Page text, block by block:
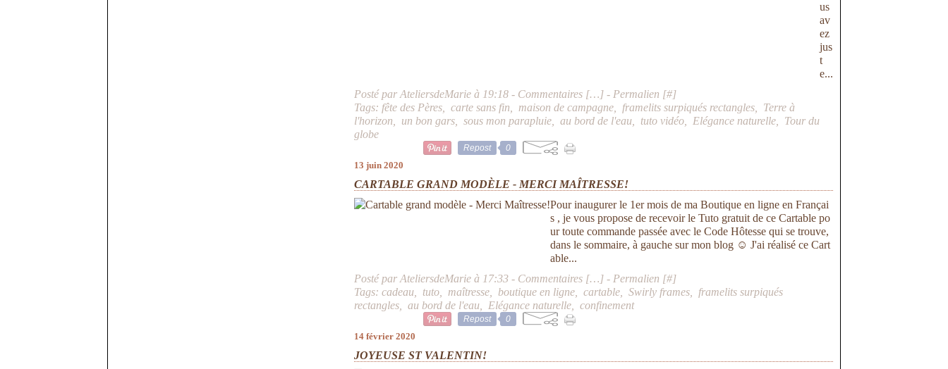
us
av
ez
jus
t
e...
Posté par AteliersdeMarie à 19:18 - Commentaires […] - Permalien [#]
Tags: fête des Pères ,carte sans fin maison de campagne framelits surpiqués rectangles
Terre à
l'horizon
un bon gars ,sous mon parapluie ,au bord de l'eau tuto vidéo Elégance naturelle
Tour du
globe
Repost 0
13 juin 2020
CARTABLE GRAND MODÈLE - MERCI MAÎTRESSE!
Pour inaugurer le 1er mois de ma Boutique en ligne en Françai
s , je vous propose de recevoir le Tuto gratuit de ce Cartable po
ur toute commande passée avec le Code Hôtesse qui se trouve,
dans le sommaire, à gauche sur mon blog ☺ J'ai réalisé ce Cart
able...
Posté par AteliersdeMarie à 17:33 - Commentaires […] - Permalien [#]
Tags:cadeau tuto maîtresse boutique en ligne ,cartable ,Swirly frames
framelits surpiqués
rectangles ,au bord de l'eau Elégance naturelle ,confinement
Repost 0
14 février 2020
JOYEUSE ST VALENTIN!